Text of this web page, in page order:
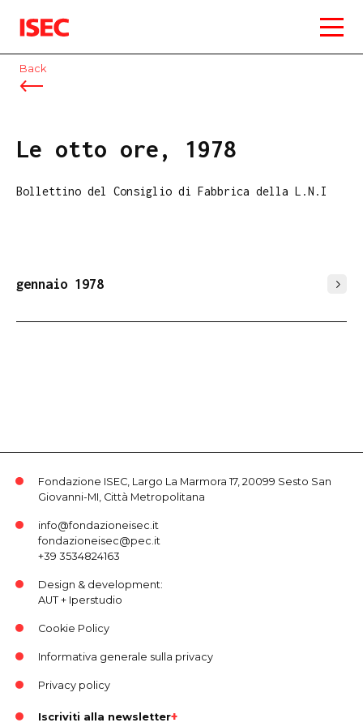
ISEC
Back
Le otto ore, 1978
Bollettino del Consiglio di Fabbrica della L.N.I
gennaio 1978
Fondazione ISEC, Largo La Marmora 17, 20099 Sesto San
Giovanni-MI, Città Metropolitana
info@fondazioneisec.it
fondazioneisec@pec.it
+39 3534824163
Design & development:
AUT+ Iperstudio
Cookie Policy
Informativa generale sulla privacy
Privacy policy
Iscriviti alla newsletter